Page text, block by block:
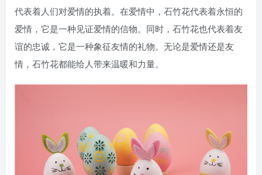
代表着人们对爱情的执着。在爱情中，石竹花代表着永恒的
爱情，它是一种见证爱情的信物。同时，石竹花也代表着友
谊的忠诚，它是一种象征友情的礼物。无论是爱情还是友
情，石竹花都能给人带来温暖和力量。